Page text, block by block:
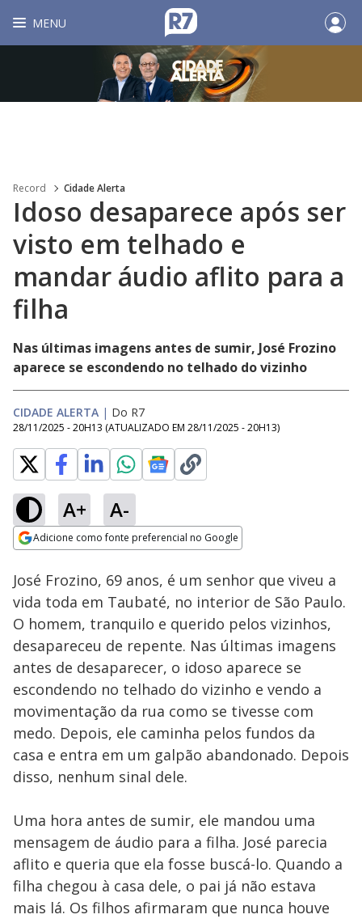
MENU
Record Cidade Alerta
Idoso desaparece após ser
visto em telhado e
mandar áudio aflito para a
filha
Nas últimas imagens antes de sumir, José Frozino
aparece se escondendo no telhado do vizinho
CIDADE ALERTA | Do R7
28/11/2025 - 20H13 (ATUALIZADO EM 28/11/2025 - 20H13)
A+ A-
Adicione como fonte preferencial no Google
termina com
padrasto morto a
facadas na zona
norte de SP
Ativar
Loaded
13.91%
José Frozino, 69 anos, é um senhor que viveu a
vida toda em Taubaté, no interior de São Paulo.
O homem, tranquilo e querido pelos vizinhos,
desapareceu de repente. Nas últimas imagens
antes de desaparecer, o idoso aparece se
escondendo no telhado do vizinho e vendo a
movimentação da rua como se tivesse com
medo. Depois, ele caminha pelos fundos da
casa e entra em um galpão abandonado. Depois
disso, nenhum sinal dele.
Uma hora antes de sumir, ele mandou uma
mensagem de áudio para a filha. José parecia
aflito e queria que ela fosse buscá-lo. Quando a
filha chegou à casa dele, o pai já não estava
mais lá. Os filhos afirmaram que nunca houve